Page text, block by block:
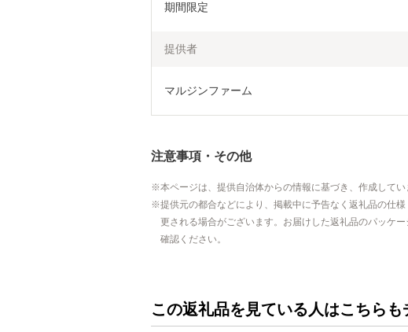
期間限定
提供者
マルジンファーム
注意事項・その他
本ページは、提供自治体からの情報に基づき、作成してい
提供元の都合などにより、掲載中に予告なく返礼品の仕
更される場合がございます。お届けした返礼品のパッケ
確認ください。
この返礼品を見ている人はこちらも